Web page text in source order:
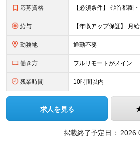
応募資格
給与
勤務地 通勤不要
働き方 フルリモートがメイン
残業時間 10時間以内
求人を見る
掲載終了予定日：